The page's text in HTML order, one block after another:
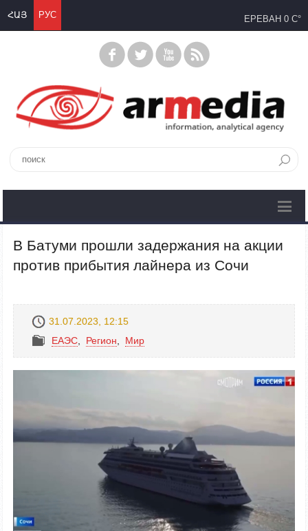
ՀԱՅ РУС ЕРЕВАН 0 C°
В Батуми прошли задержания на акции
против прибытия лайнера из Сочи
31.07.2023, 12:15
ЕАЭС
Регион Mир